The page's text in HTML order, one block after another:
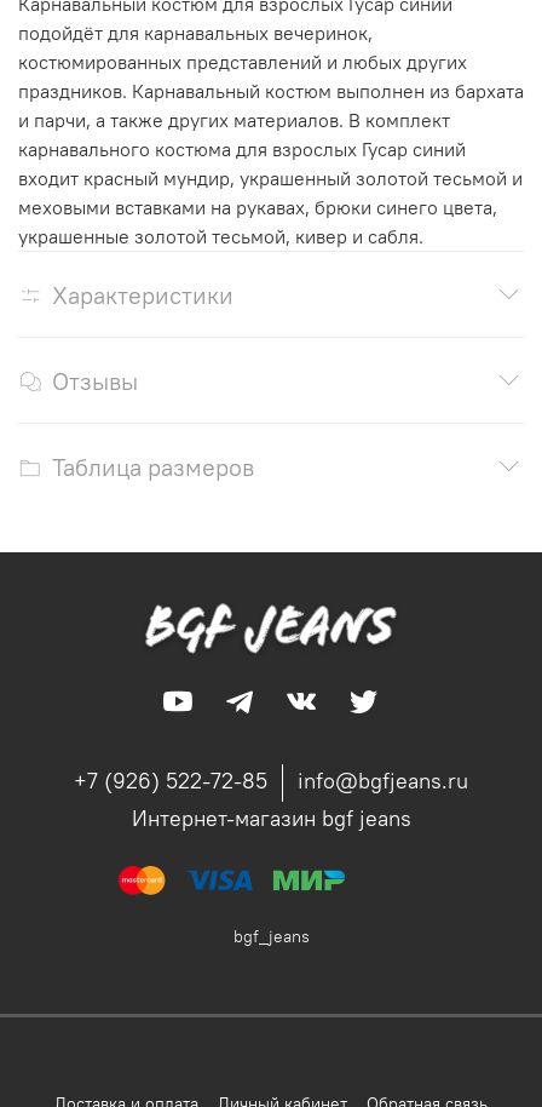
подойдёт для карнавальных вечеринок,
костюмированных представлений и любых других
праздников. Карнавальный костюм выполнен из бархата
и парчи, а также других материалов. В комплект
карнавального костюма для взрослых Гусар синий
входит красный мундир, украшенный золотой тесьмой и
меховыми вставками на рукавах, брюки синего цвета,
украшенные золотой тесьмой, кивер и сабля.
Характеристики
Отзывы
Таблица размеров
+7 (926) 522-72-85
info@bgfjeans.ru
Интернет-магазин bgf jeans
bgf_jeans